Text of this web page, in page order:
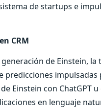
de startups e
CRM
de Einstein,
predicciones
Einstein con ChatGPT
en lenguaje